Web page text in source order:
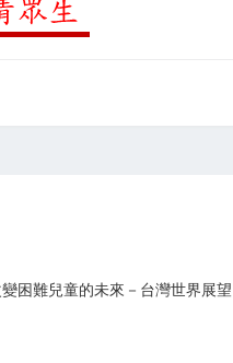
困難兒童的未來－台灣世界展望